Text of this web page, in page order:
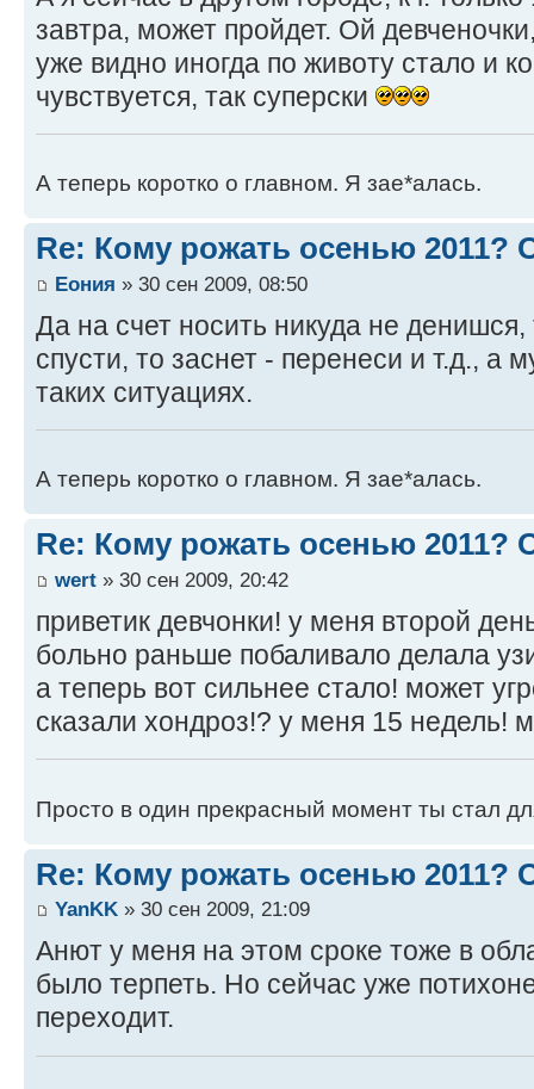
завтра, может пройдет. Ой
уже видно иногда по животу стало и
чувствуется, так суперски
А теперь коротко о главном. Я зае*алась.
Re: Кому рожать осенью 2011?
Еония » 30 сен 2009, 08:50
Да на счет носить никуда не
спусти, то заснет - перенеси и т.д., а
таких ситуациях.
А теперь коротко о главном. Я зае*алась.
Re: Кому рожать осенью 2011?
wert » 30 сен 2009, 20:42
приветик девчонки! у меня второй
больно раньше побаливало делала
а теперь вот сильнее стало! может
сказали хондроз!? у меня 15 недель!
Просто в один прекрасный момент ты стал
Re: Кому рожать осенью 2011?
YanKK » 30 сен 2009, 21:09
Анют у меня на этом сроке тоже в
было терпеть. Но сейчас уже
переходит.